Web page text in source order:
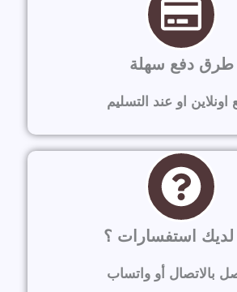
طرق دفع سهلة
اونلاين او عند التسليم
استفسارات ؟
بالاتصال أو واتساب